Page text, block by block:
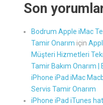
Son
Bodrum Apple iMac
Tamir Onarım için
Müşteri Hizmetleri
Tamir Bakım Onarım
iPhone iPad iMac
Servis Tamir Onarım
iPhone iPad iTunes